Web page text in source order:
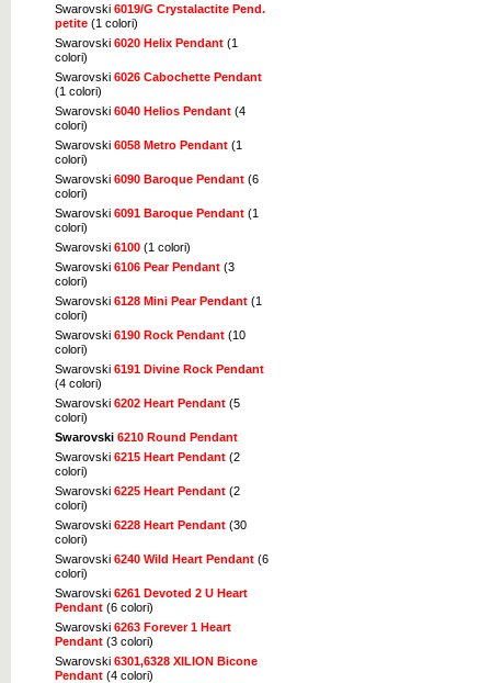
Swarovski 6019/G Crystalactite Pend.
petite (1 colori)
Swarovski 6020 Helix Pendant (1
colori)
Swarovski 6026 Cabochette Pendant
(1 colori)
Swarovski 6040 Helios Pendant (4
colori)
Swarovski 6058 Metro Pendant (1
colori)
Swarovski 6090 Baroque Pendant (6
colori)
Swarovski 6091 Baroque Pendant (1
colori)
Swarovski 6100 (1 colori)
Swarovski 6106 Pear Pendant (3
colori)
Swarovski 6128 Mini Pear Pendant (1
colori)
Swarovski 6190 Rock Pendant (10
colori)
Swarovski 6191 Divine Rock Pendant
(4 colori)
Swarovski 6202 Heart Pendant (5
colori)
Swarovski 6210 Round Pendant
Swarovski 6215 Heart Pendant (2
colori)
Swarovski 6225 Heart Pendant (2
colori)
Swarovski 6228 Heart Pendant (30
colori)
Swarovski 6240 Wild Heart Pendant (6
colori)
Swarovski 6261 Devoted 2 U Heart
Pendant (6 colori)
Swarovski 6263 Forever 1 Heart
Pendant (3 colori)
Swarovski 6301,6328 XILION Bicone
Pendant (4 colori)